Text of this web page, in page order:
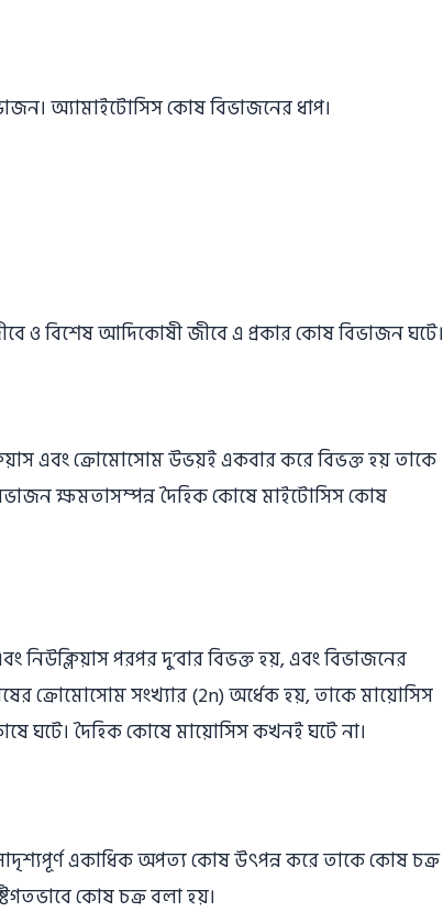
ও বিশেষ আদিকোষী জীবে এ প্রকার কোষ বিভাজন ঘটে।
এবং ক্রোমােসােম উভয়ই একবার করে বিভক্ত হয় তাকে
ক্ষমতাসম্পন্ন দৈহিক কোষে মাইটোসিস কোষ
নিউক্লিয়াস পরপর দু’বার বিভক্ত হয়, এবং বিভাজনের
ক্রোমােসােম সংখ্যার (2n) অর্ধেক হয়, তাকে মায়ােসিস
ঘটে। দৈহিক কোষে মায়ােসিস কখনই ঘটে না।
একাধিক অপত্য কোষ উৎপন্ন করে তাকে কোষ চক্র
কোষ চক্র বলা হয়।